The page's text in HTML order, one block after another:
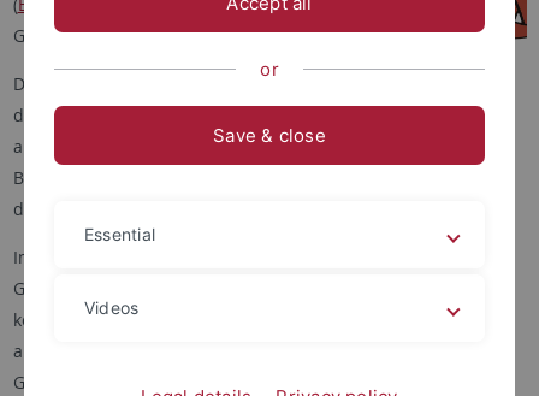
Gesundheitskompetenz an.
Du möchtest dich intensiv mit
dem Thema Gesundheit
auseinandersetzen und wertvolle Kompetenzen für Studium,
Beruf und Alltag erwerben? Dann ist dieses Zertifikat genau
das Richtige für dich.
Im Zertifikatsprogramm verbindest du wissenschaftliche
Grundlagen mit praxisnahen Erfahrungen. Du setzt dich mit
körperlicher, psychischer und sozialer Gesundheit
auseinander, reflektierst gesellschaftliche sowie globale
Gesundheitsthemen und entwickelst Kompetenzen, um
or
Save & close
Essential
Videos